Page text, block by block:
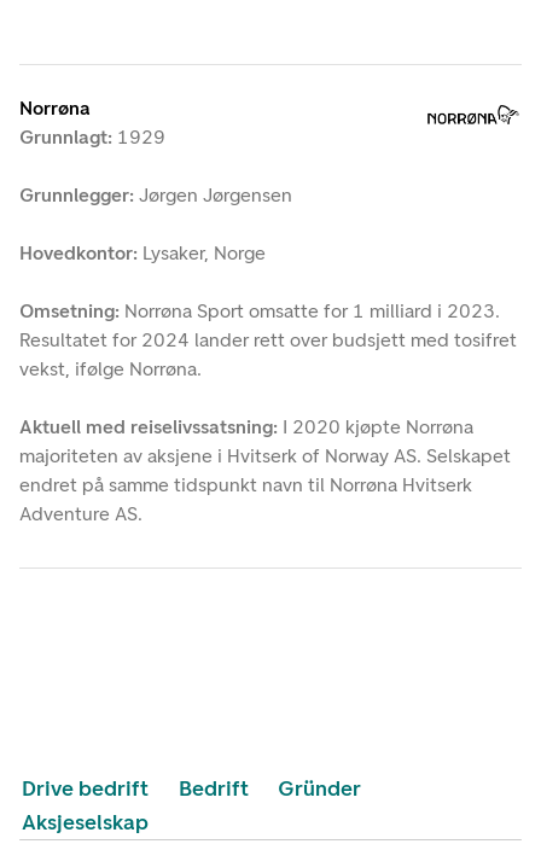
Norrøna
Grunnlagt: 1929
Grunnlegger: Jørgen Jørgensen
Hovedkontor: Lysaker, Norge
Omsetning: Norrøna Sport omsatte for 1 milliard i 2023.
Resultatet for 2024 lander rett over budsjett med tosifret
vekst, ifølge Norrøna.
Aktuell med reiselivssatsning: I 2020 kjøpte Norrøna
majoriteten av aksjene i Hvitserk of Norway AS. Selskapet
endret på samme tidspunkt navn til Norrøna Hvitserk
Adventure AS.
Drive bedrift Bedrift
Gründer
Aksjeselskap